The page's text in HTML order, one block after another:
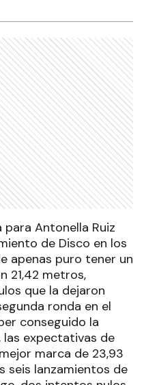
Antonella Ruiz
de Disco en los
apenas puro tener un
21,42 metros,
que la dejaron
ronda en el
conseguido la
las expectativas de
marca de 23,93
seis lanzamientos de